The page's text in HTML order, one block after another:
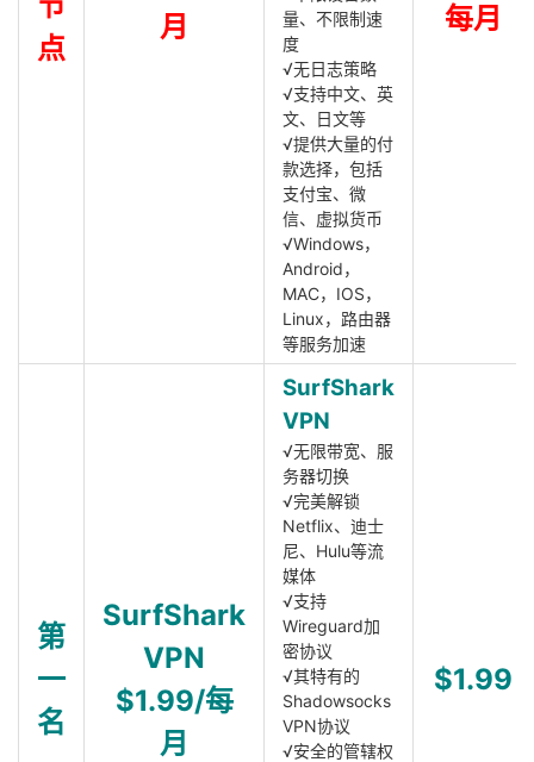
点
月
量、不限制速
度
√无日志策略
√支持中文、英
文、日文等
√提供大量的付
款选择，包括
支付宝、微
信、虚拟货币
√Windows，
Android，
MAC，IOS，
Linux，路由器
等服务加速
每月
第
一
名
SurfShark
VPN
$1.99/每
月
SurfShark
VPN
√无限带宽、服
务器切换
√完美解锁
Netflix、迪士
尼、Hulu等流
媒体
√支持
Wireguard加
密协议
√其特有的
Shadowsocks
VPN协议
√安全的管辖权
$1.99